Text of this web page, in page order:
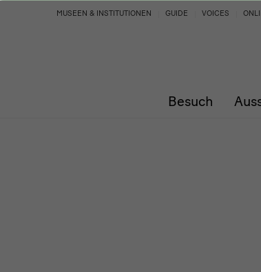
Programm
Besuch
MUSEEN & INSTITUTIONEN GUIDE VOICES